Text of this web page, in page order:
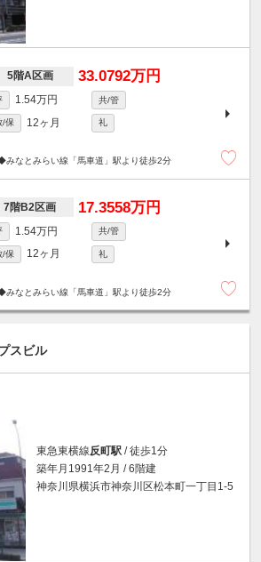
5階A区画 33.0792万円
1.54万円 共/管
/保 12ヶ月 礼
なとみらい線「馬車道」駅より徒歩2分
7階B2区画 17.3558万円
1.54万円 共/管
/保 12ヶ月 礼
なとみらい線「馬車道」駅より徒歩2分
スビル
東急東横線反町駅 / 徒歩1分
築年月1991年2月 / 6階建
神奈川県横浜市神奈川区松本町一丁目1-5